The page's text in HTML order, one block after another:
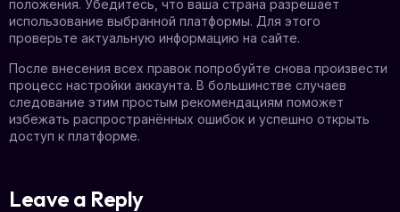
положения. Убедитесь, что ваша страна разрешает
использование выбранной платформы. Для этого
проверьте актуальную информацию на сайте.
После внесения всех правок попробуйте снова произвести
процесс настройки аккаунта. В большинстве случаев
следование этим простым рекомендациям поможет
избежать распространённых ошибок и успешно открыть
доступ к платформе.
Leave a Reply